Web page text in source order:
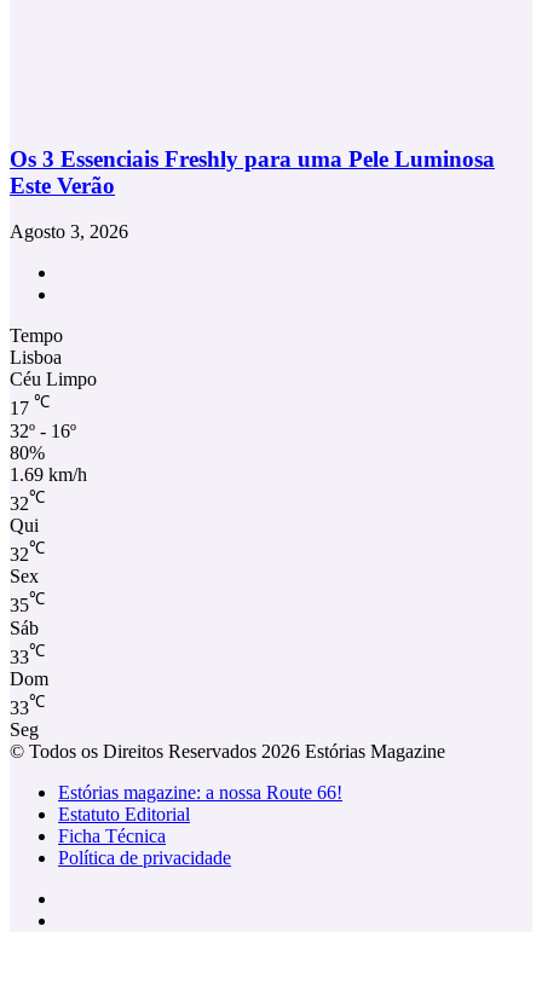
Os 3 Essenciais Freshly para uma Pele Luminosa
Este Verão
Agosto 3, 2026
Tempo
Lisboa
Céu Limpo
17 ℃
32º - 16º
80%
1.69 km/h
32℃
Qui
32℃
Sex
35℃
Sáb
33℃
Dom
33℃
Seg
© Todos os Direitos Reservados 2026 Estórias Magazine
Estórias magazine: a nossa Route 66!
Estatuto Editorial
Ficha Técnica
Política de privacidade